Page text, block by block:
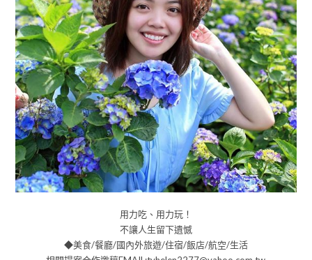
用力吃、用力玩！
不讓人生留下遺憾
◆美食/餐廳/國內外旅遊/住宿/飯店/航空/生活